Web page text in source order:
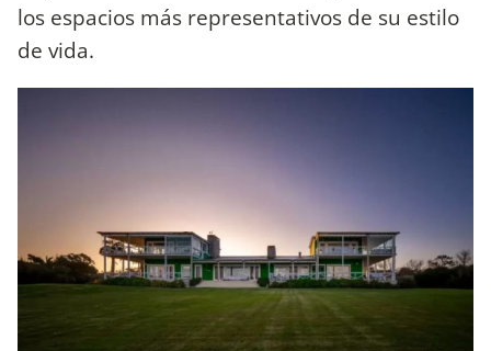
los espacios más representativos de su estilo
de vida.